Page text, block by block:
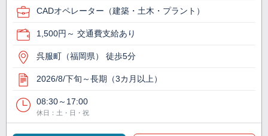
CADオペレーター（建築・土木・プラント）
1,500円～ 交通費支給あり
呉服町（福岡県） 徒歩5分
2026/8/下旬～長期（3カ月以上）
08:30～17:00
休日：土・日・祝